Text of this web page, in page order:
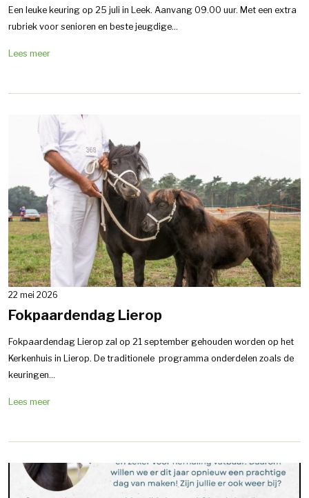
Een leuke keuring op 25 juli in Leek. Aanvang 09.00 uur. Met een extra
rubriek voor senioren en beste jeugdige...
Lees meer
22 mei 2026
Fokpaardendag Lierop
Fokpaardendag Lierop zal op 21 september gehouden worden op het
Kerkenhuis in Lierop. De traditionele programma onderdelen zoals de
keuringen...
Lees meer